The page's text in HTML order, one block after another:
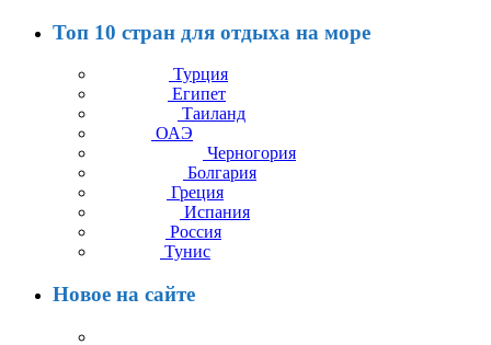
Топ 10 стран для отдыха на море
Турция
Египет
Таиланд
ОАЭ
Черногория
Болгария
Греция
Испания
Россия
Тунис
Новое на сайте